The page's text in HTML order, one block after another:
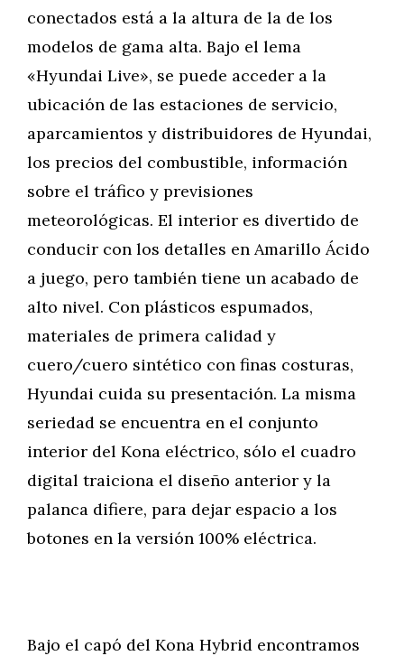
conectados está a la altura de la de los
modelos de gama alta. Bajo el lema
«Hyundai Live», se puede acceder a la
ubicación de las estaciones de servicio,
aparcamientos y distribuidores de Hyundai,
los precios del combustible, información
sobre el tráfico y previsiones
meteorológicas. El interior es divertido de
conducir con los detalles en Amarillo Ácido
a juego, pero también tiene un acabado de
alto nivel. Con plásticos espumados,
materiales de primera calidad y
cuero/cuero sintético con finas costuras,
Hyundai cuida su presentación. La misma
seriedad se encuentra en el conjunto
interior del Kona eléctrico, sólo el cuadro
digital traiciona el diseño anterior y la
palanca difiere, para dejar espacio a los
botones en la versión 100% eléctrica.
Bajo el capó del Kona Hybrid encontramos